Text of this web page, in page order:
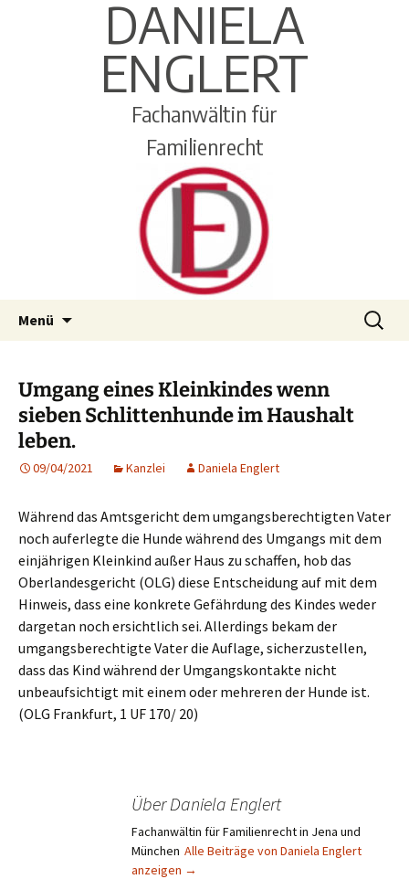
DANIELA
ENGLERT
Fachanwältin für
Familienrecht
Menü
Suchen
nach:
Umgang eines Kleinkindes wenn
sieben Schlittenhunde im Haushalt
leben.
09/04/2021 Kanzlei Daniela Englert
Während das Amtsgericht dem umgangsberechtigten Vater
noch auferlegte die Hunde während des Umgangs mit dem
einjährigen Kleinkind außer Haus zu schaffen, hob das
Oberlandesgericht (OLG) diese Entscheidung auf mit dem
Hinweis, dass eine konkrete Gefährdung des Kindes weder
dargetan noch ersichtlich sei. Allerdings bekam der
umgangsberechtigte Vater die Auflage, sicherzustellen,
dass das Kind während der Umgangskontakte nicht
unbeaufsichtigt mit einem oder mehreren der Hunde ist.
(OLG Frankfurt, 1 UF 170/ 20)
Über Daniela Englert
Fachanwältin für Familienrecht in Jena und
München Alle Beiträge von Daniela Englert
anzeigen →